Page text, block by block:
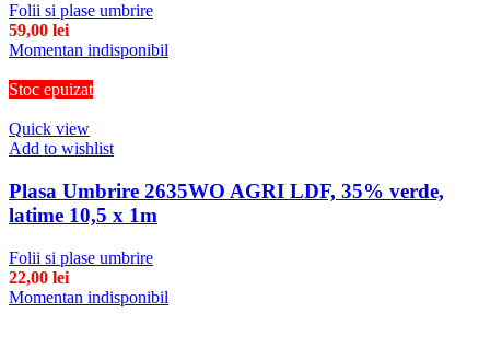
Folii si plase umbrire
59,00 lei
Momentan indisponibil
Stoc epuizat
Quick view
Add to wishlist
Plasa Umbrire 2635WO AGRI LDF, 35% verde,
latime 10,5 x 1m
Folii si plase umbrire
22,00 lei
Momentan indisponibil